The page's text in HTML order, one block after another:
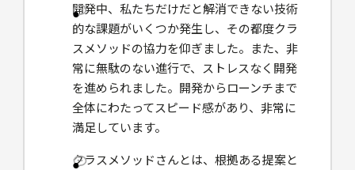
開発中、私たちだけだと解消できない技術
的な課題がいくつか発生し、その都度クラ
スメソッドの協力を仰ぎました。また、非
常に無駄のない進行で、ストレスなく開発
を進められました。開発からローンチまで
全体にわたってスピード感があり、非常に
満足しています。
クラスメソッドさんとは、根拠ある提案と